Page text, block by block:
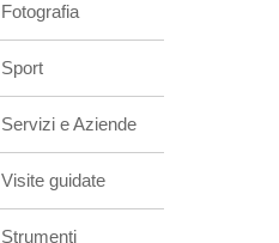
Fotografia
Sport
Servizi e Aziende
Visite guidate
Strumenti